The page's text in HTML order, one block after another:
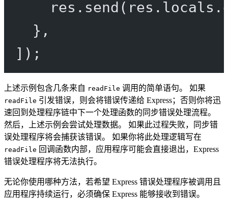
res. send
},
]);
上述示例包含几条来自 readFile 调用的简单语句。 如果
readFile 引发错误，则会将错误传递给 Express；否则你将迅
速回到处理程序链中下一个处理函数的同步错误处理流程。
然后，上述示例会尝试处理数据。 如果此过程失败，同步错
误处理程序将会捕获该错误。 如果你将此处理逻辑写在
readFile 回调函数内部，应用程序可能会直接退出，Express
错误处理程序将无法执行。
无论你使用哪种方法，若希望 Express 错误处理程序被调用且
应用程序持续运行，必须确保 Express 能够接收到错误。